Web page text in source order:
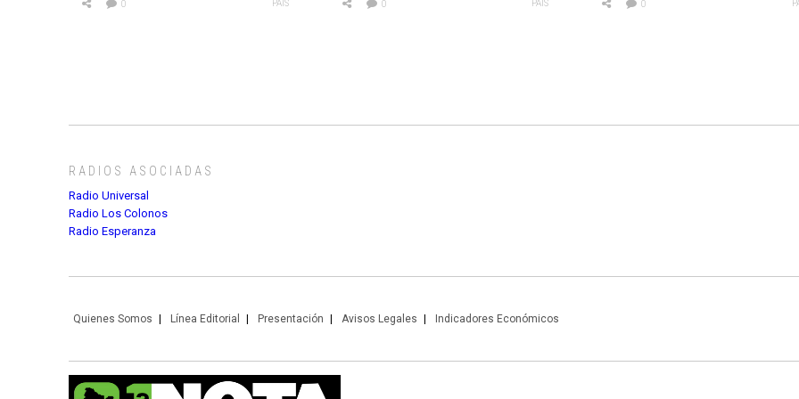
PAÍS
0 PAÍS
0 0
RADIOS ASOCIADAS
Radio Universal
Radio Los Colonos
Radio Esperanza
Quienes Somos Línea Editorial Presentación Avisos Legales Indicadores Económicos